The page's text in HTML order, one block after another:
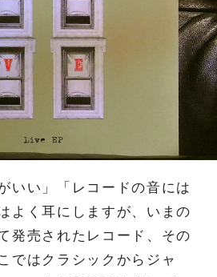
いい」「レコードの音には
よく耳にしますが、いまの
発売されたレコード、その
ではクラシックからジャ